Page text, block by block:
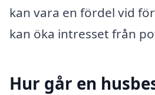
kan vara en fördel vid
kan öka intresset från
Hur går en